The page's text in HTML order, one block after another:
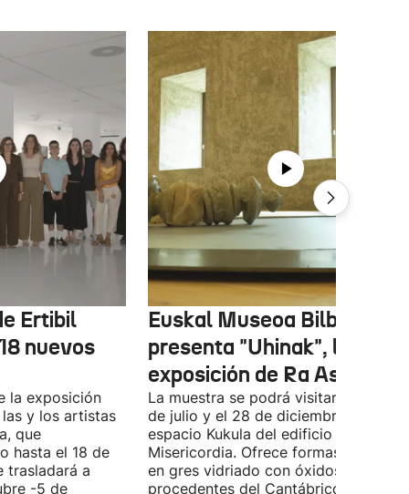
Ertibil
nuevos
la exposición
y los artistas
que
hasta el 18 de
trasladará a
-5 de
Euskal Museoa Bilbao
presenta "Uhinak", la
exposición de Ra Asensi
La muestra se podrá visitar entre el 8
de julio y el 28 de diciembre en el
espacio Kukula del edificio
Misericordia. Ofrece formas
en gres vidriado con óxidos y algas
procedentes del Cantábrico,